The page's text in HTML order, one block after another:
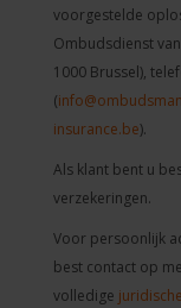
voorgestelde
Ombudsdienst
1000 Brussel),
(
insurance.be).
Als klant bent u
verzekeringen.
Voor persoonlijk
best contact op
volledige